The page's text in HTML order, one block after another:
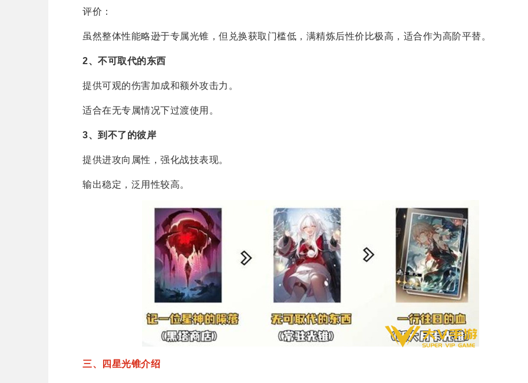
评价：
虽然整体性能略逊于专属光锥，但兑换获取门槛低，满精炼后性价比极高，适合作为高阶平替。
2、不可取代的东西
提供可观的伤害加成和额外攻击力。
适合在无专属情况下过渡使用。
3、到不了的彼岸
提供进攻向属性，强化战技表现。
输出稳定，泛用性较高。
三、四星光锥介绍